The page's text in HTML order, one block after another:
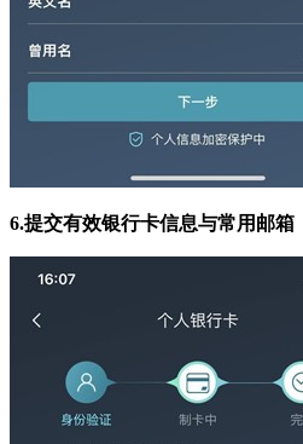
6.提交有效银行卡信息与常用邮箱